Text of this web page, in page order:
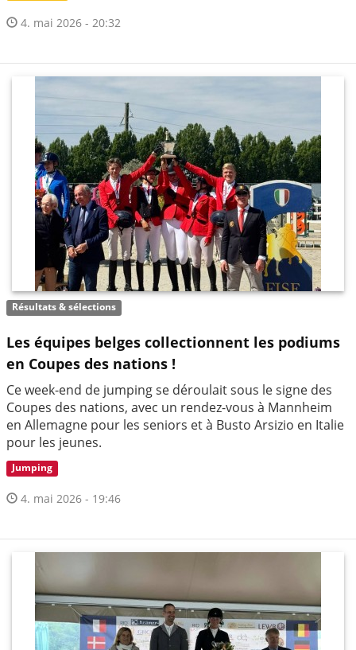
4. mai 2026 - 20:32
Résultats & sélections
Les équipes belges collectionnent les podiums
en Coupes des nations !
Ce week-end de jumping se déroulait sous le signe des
Coupes des nations, avec un rendez-vous à Mannheim
en Allemagne pour les seniors et à Busto Arsizio en Italie
pour les jeunes.
Jumping
4. mai 2026 - 19:46